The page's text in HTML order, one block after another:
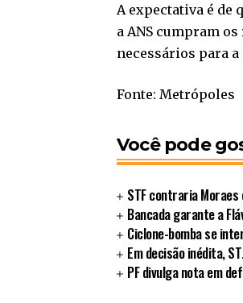
A expectativa é de
a ANS cumpram
necessários para
Fonte: Metrópoles
Você pode
STF contraria
Bancada garante a
Ciclone-bomba se
Em decisão inédita,
PF divulga nota em